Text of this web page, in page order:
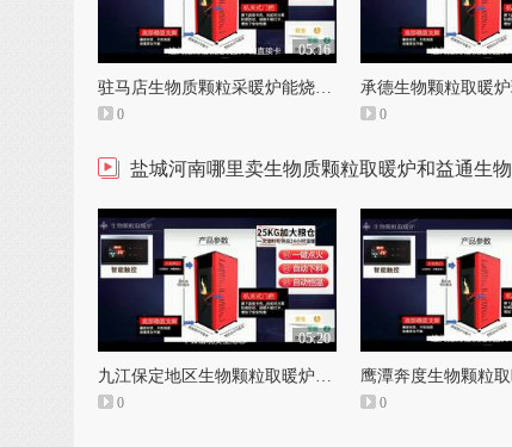
05:16
驻马店生物质颗粒采暖炉能烧煤吗和生物质颗粒取暖炉清理
0 0
盐城河南哪里卖生物质颗粒取暖炉和益通生物
05:20
九江保定地区生物颗粒取暖炉厂家和永邦生物颗粒采暖炉的缺点
0 0